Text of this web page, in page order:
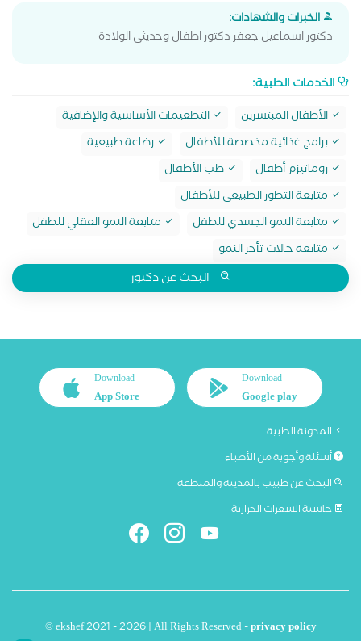
الخبرات والشهادات:
دكتور اسماعيل جعفر دكتور اطفال وحديثي الولادة
الخدمات الطبية:
الأطفال المبتسرين
التطعيمات الأساسية والإضافية
برامج غذائية مخصصة للأطفال
رضاعة طبيعية
روماتيزم أطفال
طب الأطفال
متابعة التطور الطبيعي للأطفال
متابعة النمو الجسدي للطفل
متابعة النمو العقلي للطفل
متابعة حالات تأخر النمو
البحث عن دكتور
Download
Google play
Download
App Store
المدونة الطبية
أسئلة وأجوبة من الأطباء
البحث عن طبيب بالمدينة والمنطقة
حاسبة السعرات الحرارية
© ekshef 2021 - 2026 | All Rights Reserved -privacy policy